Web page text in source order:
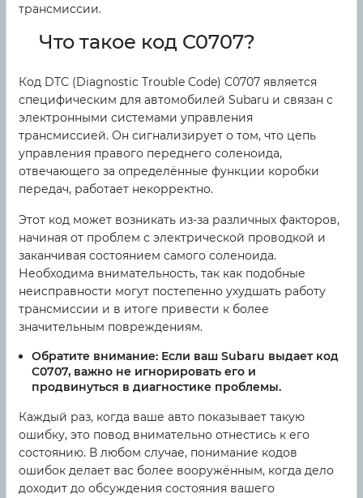
трансмиссии.
Что такое код C0707?
Код DTC (Diagnostic Trouble Code) C0707 является
специфическим для автомобилей Subaru и связан с
электронными системами управления
трансмиссией. Он сигнализирует о том, что цепь
управления правого переднего соленоида,
отвечающего за определённые функции коробки
передач, работает некорректно.
Этот код может возникать из-за различных факторов,
начиная от проблем с электрической проводкой и
заканчивая состоянием самого соленоида.
Необходима внимательность, так как подобные
неисправности могут постепенно ухудшать работу
трансмиссии и в итоге привести к более
значительным повреждениям.
Обратите внимание: Если ваш Subaru выдает код
C0707, важно не игнорировать его и
продвинуться в диагностике проблемы.
Каждый раз, когда ваше авто показывает такую
ошибку, это повод внимательно отнестись к его
состоянию. В любом случае, понимание кодов
ошибок делает вас более вооружённым, когда дело
доходит до обсуждения состояния вашего